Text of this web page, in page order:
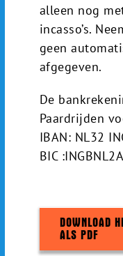
alleen nog
incasso’s.
geen
afgegeven.
De
Paardrijden
IBAN: NL32
BIC :INGBNL2A
DOWNLOAD
ALS PDF